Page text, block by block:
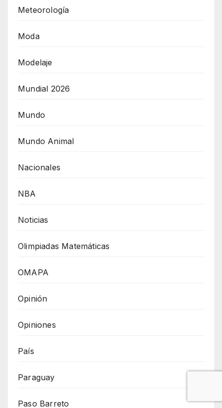
Meteorología
Moda
Modelaje
Mundial 2026
Mundo
Mundo Animal
Nacionales
NBA
Noticias
Olimpiadas Matemáticas
OMAPA
Opinión
Opiniones
País
Paraguay
Paso Barreto